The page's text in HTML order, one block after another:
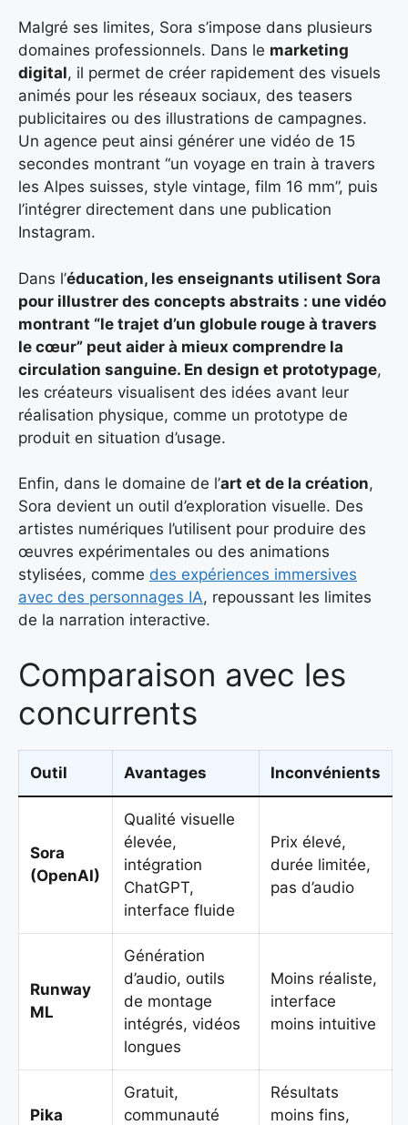
Malgré ses limites, Sora s’impose dans plusieurs
domaines professionnels. Dans le marketing
digital, il permet de créer rapidement des visuels
animés pour les réseaux sociaux, des teasers
publicitaires ou des illustrations de campagnes.
Un agence peut ainsi générer une vidéo de 15
secondes montrant “un voyage en train à travers
les Alpes suisses, style vintage, film 16 mm”, puis
l’intégrer directement dans une publication
Instagram.
Dans l’éducation, les enseignants utilisent Sora
pour illustrer des concepts abstraits : une vidéo
montrant “le trajet d’un globule rouge à travers
le cœur” peut aider à mieux comprendre la
circulation sanguine. En design et prototypage,
les créateurs visualisent des idées avant leur
réalisation physique, comme un prototype de
produit en situation d’usage.
Enfin, dans le domaine de l’art et de la création,
Sora devient un outil d’exploration visuelle. Des
artistes numériques l’utilisent pour produire des
œuvres expérimentales ou des animations
stylisées, comme des expériences immersives
avec des personnages IA, repoussant les limites
de la narration interactive.
Comparaison avec les
concurrents
Outil Avantages Inconvénients
Sora
(OpenAI)
Qualité visuelle
élevée,
intégration
ChatGPT,
interface fluide
Prix élevé,
durée limitée,
pas d’audio
Runway
ML
Génération
d’audio, outils
de montage
intégrés, vidéos
longues
Moins réaliste,
interface
moins intuitive
Pika
Gratuit,
communauté
Résultats
moins fins,